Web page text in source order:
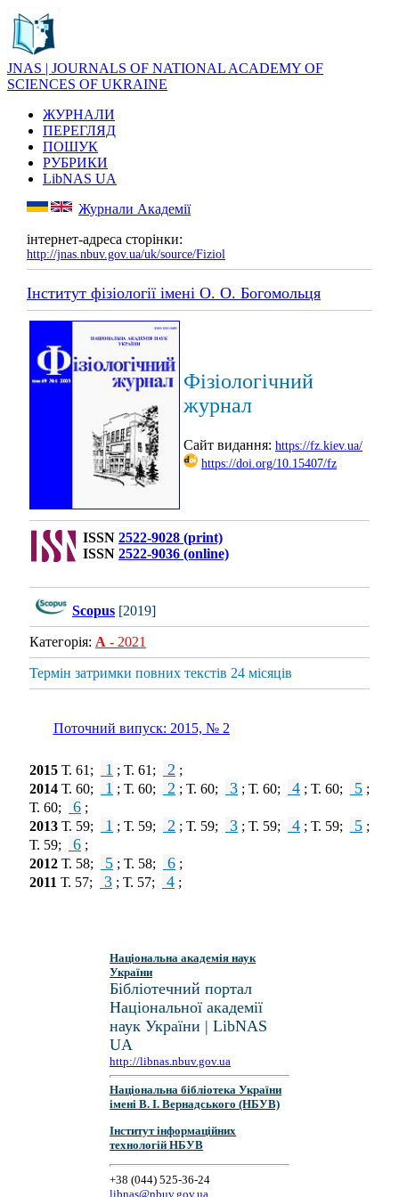
JNAS | JOURNALS OF NATIONAL ACADEMY OF
SCIENCES OF UKRAINE
ЖУРНАЛИ
ПЕРЕГЛЯД
ПОШУК
РУБРИКИ
LibNAS UA
Журнали Академії
інтернет-адреса сторінки:
http://jnas.nbuv.gov.ua/uk/source/Fiziol
Інститут фізіології імені О. О. Богомольця
Фізіологічний
журнал
Сайт видання: https://fz.kiev.ua/
https://doi.org/10.15407/fz
ISSN 2522-9028 (print)
ISSN 2522-9036 (online)
Scopus [2019]
Категорія: А - 2021
Термін затримки повних текстів 24 місяців
Поточний випуск: 2015, № 2
2015 Т. 61; 1 ; Т. 61; 2 ;
2014 Т. 60; 1 ; Т. 60; 2 ; Т. 60; 3 ; Т. 60; 4 ; Т. 60; 5 ;
Т. 60;
6 ;
2013 Т. 59; 1 ; Т. 59; 2 ; Т. 59; 3 ; Т. 59; 4 ; Т. 59; 5 ;
Т. 59;
6 ;
2012 Т. 58; 5 ; Т. 58; 6 ;
2011 Т. 57; 3 ; Т. 57; 4 ;
Національна академія наук
України
Бібліотечний портал
Національної академії
наук України | LibNAS
UA
http://libnas.nbuv.gov.ua
Національна бібліотека України
імені В. І. Вернадського (НБУВ)
Інститут інформаційних
технологій НБУВ
+38 (044) 525-36-24
libnas@nbuv.gov.ua